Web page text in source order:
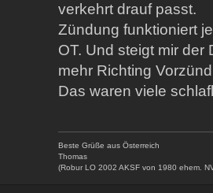
verkehrt drauf passt.
Zündung funktioniert
OT. Und steigt mir der
mehr Richting
Das waren viele
Beste Grüße aus Österreich
Thomas
(Robur LO 2002 AKSF von 1980 ehem.